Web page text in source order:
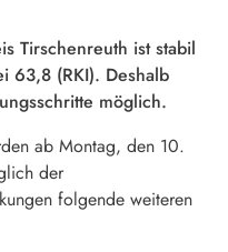
Tirschenreuth ist stabil
63,8 (RKI). Deshalb
möglich.
ab Montag, den 10.
der
folgende weiteren